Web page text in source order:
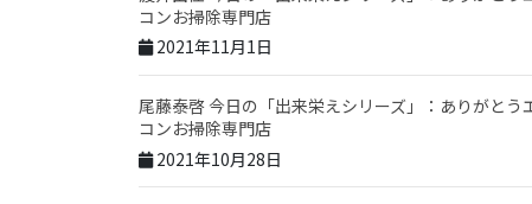
コンお掃除専門店
2021年11月1日
尾藤泰啓 今日の「出来栄えシリーズ」：ありがとう
コンお掃除専門店
2021年10月28日